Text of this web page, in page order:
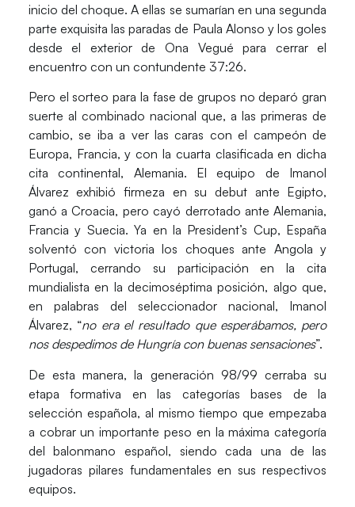
inicio del choque. A ellas se sumarían en una segunda
parte exquisita las paradas de Paula Alonso y los goles
desde el exterior de Ona Vegué para cerrar el
encuentro con un contundente 37:26.
Pero el sorteo para la fase de grupos no deparó gran
suerte al combinado nacional que, a las primeras de
cambio, se iba a ver las caras con el campeón de
Europa, Francia, y con la cuarta clasificada en dicha
cita continental, Alemania. El equipo de Imanol
Álvarez exhibió firmeza en su debut ante Egipto,
ganó a Croacia, pero cayó derrotado ante Alemania,
Francia y Suecia. Ya en la President’s Cup, España
solventó con victoria los choques ante Angola y
Portugal, cerrando su participación en la cita
mundialista en la decimoséptima posición, algo que,
en palabras del seleccionador nacional, Imanol
Álvarez, “no era el resultado que esperábamos, pero
nos despedimos de Hungría con buenas sensaciones”.
De esta manera, la generación 98/99 cerraba su
etapa formativa en las categorías bases de la
selección española, al mismo tiempo que empezaba
a cobrar unimportante peso en la máxima categoría
del balonmano español, siendo cada una de las
jugadoras pilares fundamentales en sus respectivos
equipos.